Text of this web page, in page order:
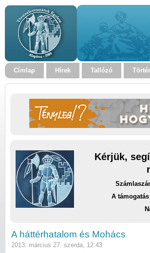
Címlap Hírek Tallózó
Kérjük,
A
A háttérhatalom és Mohács
2013. március 27. szerda, 12:43